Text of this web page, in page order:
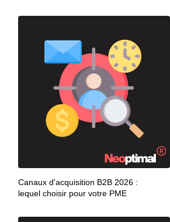
Canaux d'acquisition B2B 2026 :
lequel choisir pour votre PME